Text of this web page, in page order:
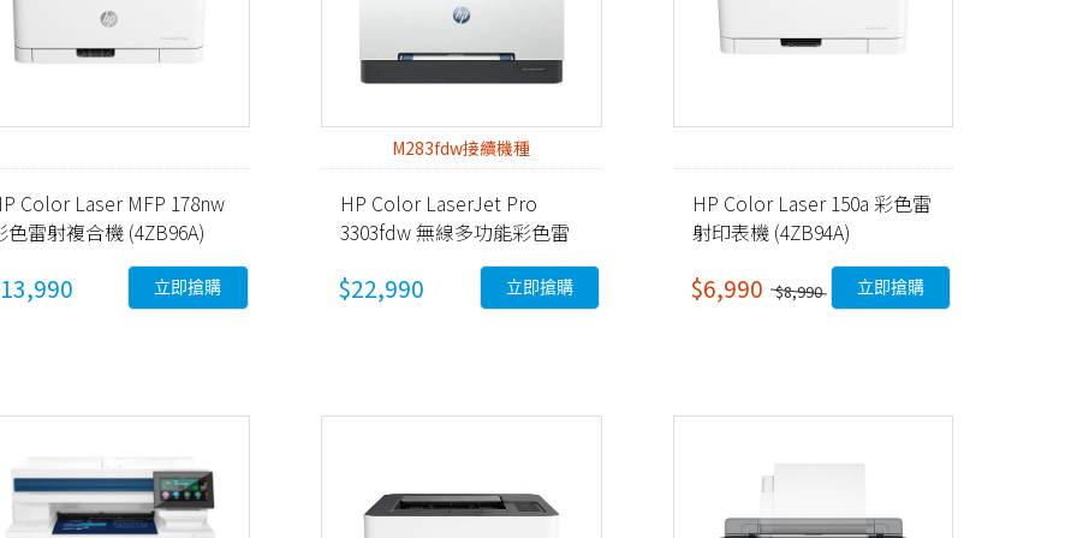
Color Laser MFP 178nw
色雷射複合機 (4ZB96A)
立即搶購
M283fdw接續機種
HP Color LaserJet Pro
3303fdw 無線多功能彩色雷
射事務機 (499M8A)
$22,990 立即搶購
HP Color Laser 150a 彩色雷
射印表機 (4ZB94A)
$6,990 $8,990 立即搶購